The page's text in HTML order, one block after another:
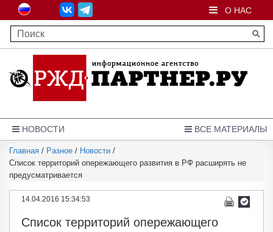
О НАС
ВСЕ МАТЕРИАЛЫ
НОВОСТИ
Главная / Разное / Новости /
Список территорий опережающего развития в РФ расширять не
предусматривается
14.04.2016 15:34:53
Список территорий опережающего